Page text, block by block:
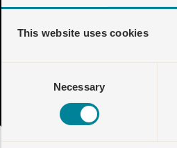
This website uses cookies
Necessary